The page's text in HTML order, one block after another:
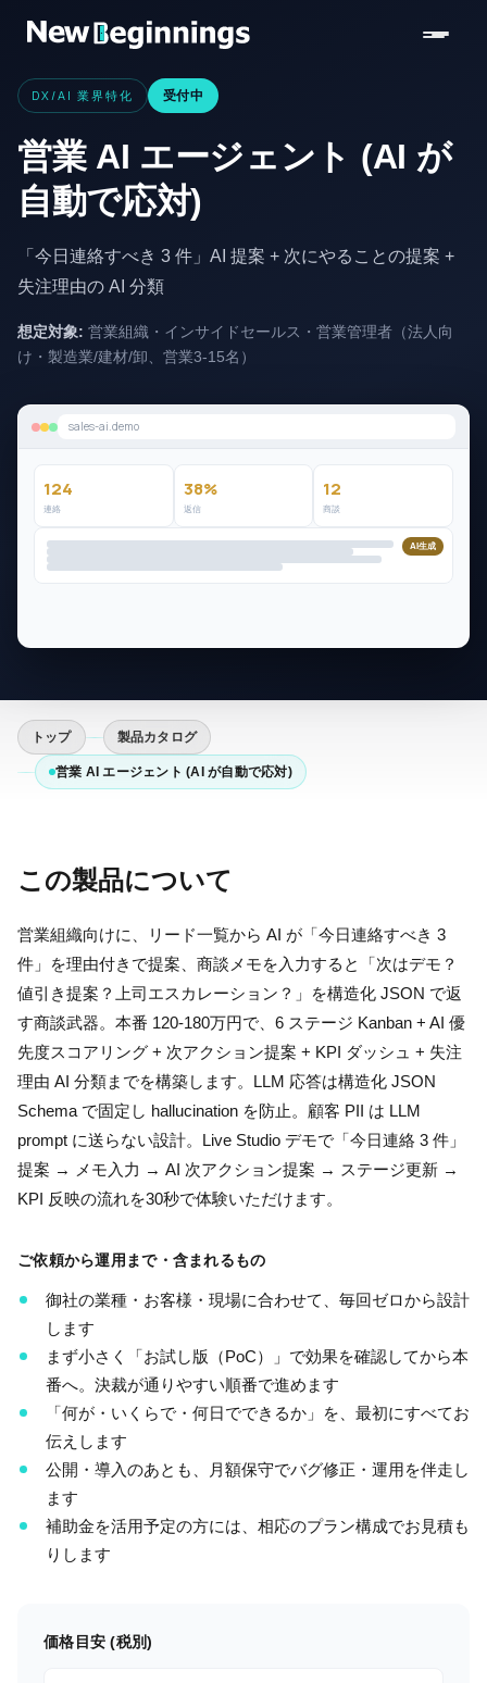
DX/AI 業界特化 受付中
営業 AI エージェント (AI が
自動で応対)
「今日連絡すべき 3 件」AI 提案 + 次にやることの提案 +
失注理由の AI 分類
想定対象: 営業組織・インサイドセールス・営業管理者（法人向
け・製造業/建材/卸、営業3-15名）
sales-ai.demo
124
連絡
38%
返信
12
商談
AI生成
トップ 製品カタログ
営業 AI エージェント (AI が自動で応対)
この製品について
営業組織向けに、リード一覧から AI が「今日連絡すべき 3
件」を理由付きで提案、商談メモを入力すると「次はデモ？
値引き提案？上司エスカレーション？」を構造化 JSON で返
す商談武器。本番 120-180万円で、6 ステージ Kanban + AI 優
先度スコアリング + 次アクション提案 + KPI ダッシュ + 失注
理由 AI 分類までを構築します。LLM 応答は構造化 JSON
Schema で固定し hallucination を防止。顧客 PII は LLM
prompt に送らない設計。Live Studio デモで「今日連絡 3 件」
提案 → メモ入力 → AI 次アクション提案 → ステージ更新 →
KPI 反映の流れを30秒で体験いただけます。
ご依頼から運用まで・含まれるもの
御社の業種・お客様・現場に合わせて、毎回ゼロから設計
します
まず小さく「お試し版（PoC）」で効果を確認してから本
番へ。決裁が通りやすい順番で進めます
「何が・いくらで・何日でできるか」を、最初にすべてお
伝えします
公開・導入のあとも、月額保守でバグ修正・運用を伴走し
ます
補助金を活用予定の方には、相応のプラン構成でお見積も
りします
価格目安 (税別)